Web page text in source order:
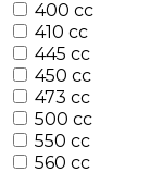
400 cc
410 cc
445 cc
450 cc
473 cc
500 cc
550 cc
560 cc